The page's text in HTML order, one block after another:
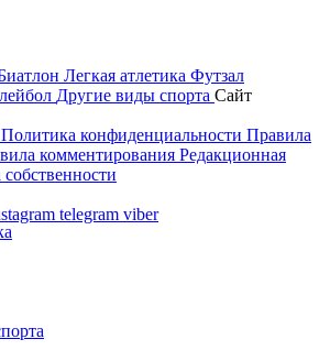
Легкая атлетика Футзал
Другие виды спорта Сайт
Политика конфиденциальности Правила
комментирования Редакционная
telegram viber